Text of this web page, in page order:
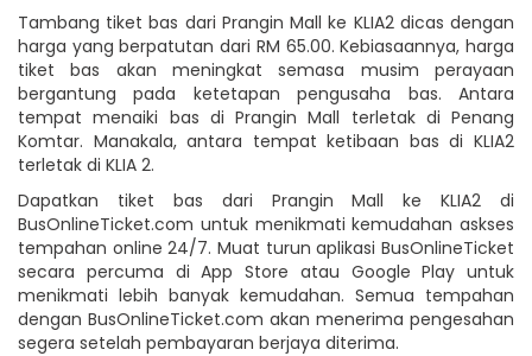
Tambang tiket bas dari Prangin Mall ke KLIA2 dicas dengan
harga yang berpatutan dari RM 65.00. Kebiasaannya, harga
tiket bas akan meningkat semasa musim perayaan
bergantung pada ketetapan pengusaha bas. Antara
tempat menaiki bas di Prangin Mall terletak di Penang
Komtar. Manakala, antara tempat ketibaan bas di KLIA2
terletak di KLIA 2.
Dapatkan tiket bas dari Prangin Mall ke KLIA2 di
BusOnlineTicket.com untuk menikmati kemudahan askses
tempahan online 24/7. Muat turun aplikasi BusOnlineTicket
secara percuma di App Store atau Google Play untuk
menikmati lebih banyak kemudahan. Semua tempahan
dengan BusOnlineTicket.com akan menerima pengesahan
segera setelah pembayaran berjaya diterima.